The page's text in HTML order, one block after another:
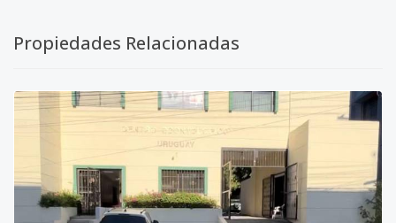
Propiedades Relacionadas